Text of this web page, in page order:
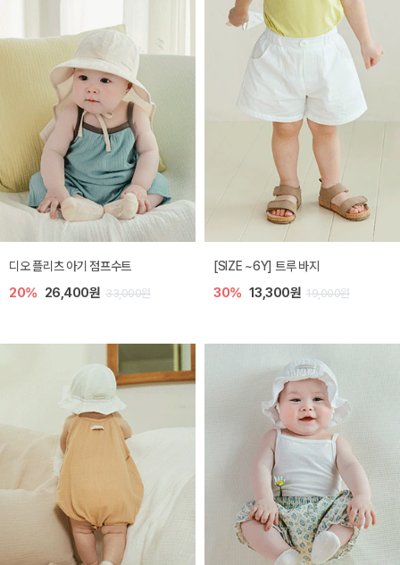
디오 플리츠 아기 점프수트
20% 26,400원 33,000원
[SIZE ~6Y] 트루 바지
30% 13,300원 19,000원